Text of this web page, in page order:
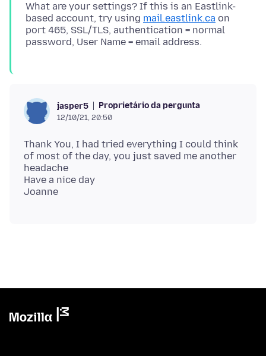
What are your settings? If this is an Eastlink-
based account, try using mail.eastlink.ca on
port 465, SSL/TLS, authentication = normal
jasper5 Proprietário da pergunta
12/10/21, 20:50
Thank You, I had tried everything I could think
of most of the day, you just saved me another
headache
Have a nice day